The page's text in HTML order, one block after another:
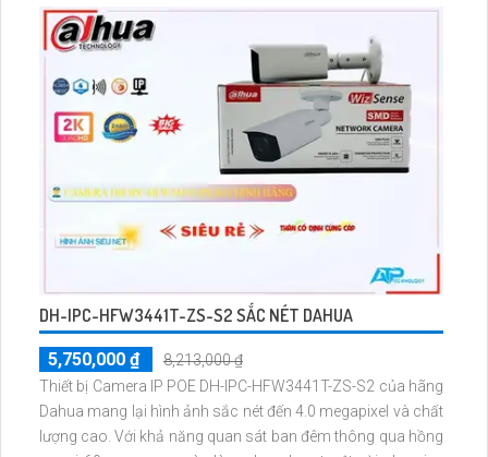
tốn nhiều năng lượng. Với công nghệ AHD, CVI, TVI, BCS,
camera này mang lại độ bền cao hơn và hiệu suất tốt hơn
DH-IPC-HFW3441T-ZS-S2 SẮC NÉT DAHUA
5,750,000 ₫
8,213,000 ₫
Thiết bị Camera IP POE DH-IPC-HFW3441T-ZS-S2 của hãng
Dahua mang lại hình ảnh sắc nét đến 4.0 megapixel và chất
lượng cao. Với khả năng quan sát ban đêm thông qua hồng